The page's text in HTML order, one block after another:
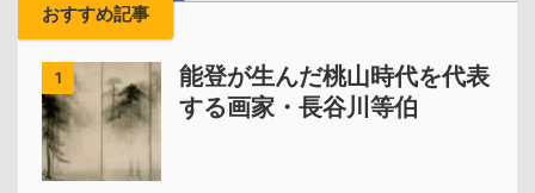
おすすめ記事
1
能登が生んだ桃山時代を代表
する画家・長谷川等伯